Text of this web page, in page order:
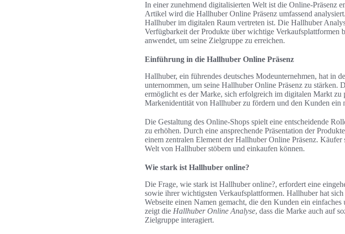
In einer zunehmend digitalisierten Welt ist die Online-Präsenz
Artikel wird die Hallhuber Online Präsenz umfassend
Hallhuber im digitalen Raum vertreten ist. Die Hallhuber
Verfügbarkeit der Produkte über wichtige Verkaufsplattformen
anwendet, um seine Zielgruppe zu erreichen.
Einführung in die Hallhuber Online Präsenz
Hallhuber, ein führendes deutsches Modeunternehmen, hat in
unternommen, um seine Hallhuber Online Präsenz zu stärken.
ermöglicht es der Marke, sich erfolgreich im digitalen Markt zu
Markenidentität von Hallhuber zu fördern und den Kunden ein
Die Gestaltung des Online-Shops spielt eine entscheidende
zu erhöhen. Durch eine ansprechende Präsentation der
einem zentralen Element der Hallhuber Online Präsenz.
Welt von Hallhuber stöbern und einkaufen können.
Wie stark ist Hallhuber online?
Die Frage, wie stark ist Hallhuber online?, erfordert eine
sowie ihrer wichtigsten Verkaufsplattformen. Hallhuber hat
Webseite einen Namen gemacht, die den Kunden ein
zeigt die Hallhuber Online Analyse, dass die Marke auch auf
Zielgruppe interagiert.